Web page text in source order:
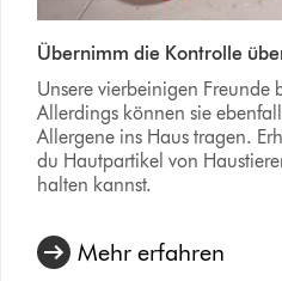
Übernimm die Kontrolle
Unsere vierbeinigen Freunde
Allerdings können sie
Allergene ins Haus tragen.
du Hautpartikel von
halten kannst.
Mehr erfahren